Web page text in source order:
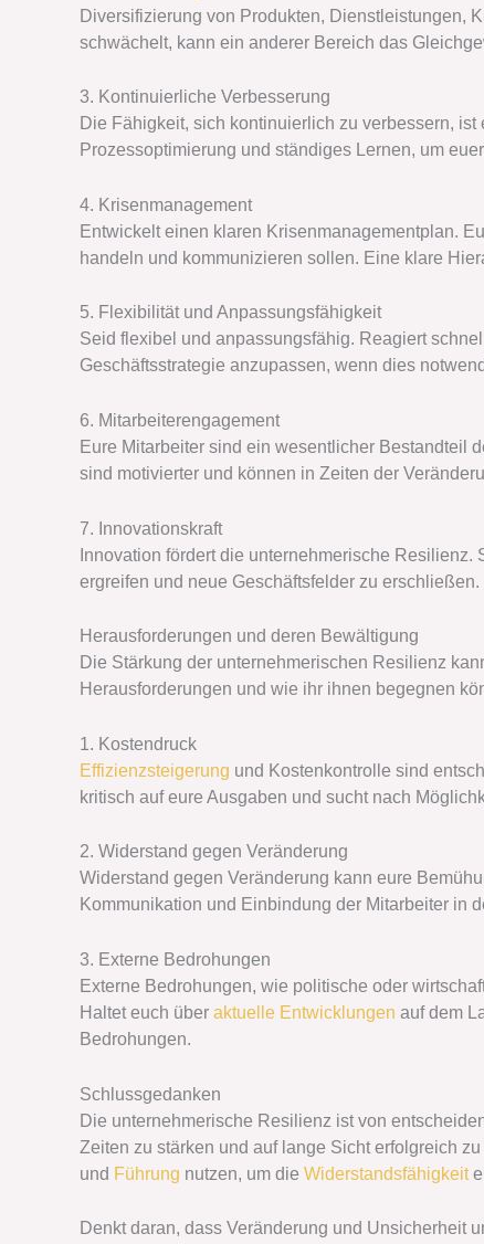
Diversifizierung von Produkten, Dienstleistungen,
schwächelt, kann ein anderer Bereich das
3. Kontinuierliche Verbesserung
Die Fähigkeit, sich kontinuierlich zu verbessern,
Prozessoptimierung und ständiges Lernen, um
4. Krisenmanagement
Entwickelt einen klaren Krisenmanagementplan.
handeln und kommunizieren sollen. Eine klare
5. Flexibilität und Anpassungsfähigkeit
Seid flexibel und anpassungsfähig. Reagiert
Geschäftsstrategie anzupassen, wenn dies
6. Mitarbeiterengagement
Eure Mitarbeiter sind ein wesentlicher Bestandteil
sind motivierter und können in Zeiten der
7. Innovationskraft
Innovation fördert die unternehmerische
ergreifen und neue Geschäftsfelder zu erschließen.
Herausforderungen und deren Bewältigung
Die Stärkung der unternehmerischen Resilienz
Herausforderungen und wie ihr ihnen begegnen
1. Kostendruck
Effizienzsteigerung und Kostenkontrolle sind
kritisch auf eure Ausgaben und sucht nach
2. Widerstand gegen Veränderung
Widerstand gegen Veränderung kann eure
Kommunikation und Einbindung der Mitarbeiter in
3. Externe Bedrohungen
Externe Bedrohungen, wie politische oder
Haltet euch über aktuelle Entwicklungen auf dem
Bedrohungen.
Schlussgedanken
Die unternehmerische Resilienz ist von
Zeiten zu stärken und auf lange Sicht erfolgreich
und Führung nutzen, um die Widerstandsfähigkeit
Denkt daran, dass Veränderung und Unsicherheit